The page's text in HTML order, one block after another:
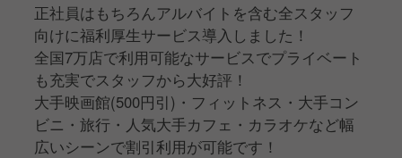
正社員はもちろんアルバイトを含む全スタッフ
向けに福利厚生サービス導入しました！
全国7万店で利用可能なサービスでプライベート
も充実でスタッフから大好評！
大手映画館(500円引)・フィットネス・大手コン
ビニ・旅行・人気大手カフェ・カラオケなど幅
広いシーンで割引利用が可能です！